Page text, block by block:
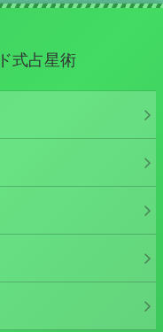
式占星術